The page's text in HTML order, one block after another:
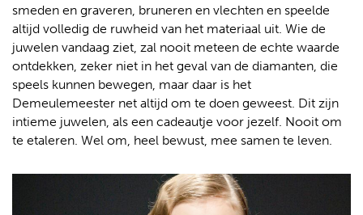
smeden en graveren, bruneren en vlechten en speelde
altijd volledig de ruwheid van het materiaal uit. Wie de
juwelen vandaag ziet, zal nooit meteen de echte waarde
ontdekken, zeker niet in het geval van de diamanten, die
speels kunnen bewegen, maar daar is het
Demeulemeester net altijd om te doen geweest. Dit zijn
intieme juwelen, als een cadeautje voor jezelf. Nooit om
te etaleren. Wel om, heel bewust, mee samen te leven.